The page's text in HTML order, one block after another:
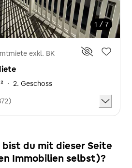
1 / 7
exkl. BK
· 2. Geschoss
du mit dieser Seite
Immobilien selbst)?